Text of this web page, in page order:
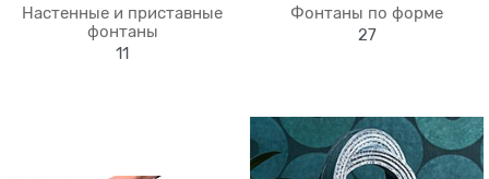
Настенные и приставные
фонтаны
11
Фонтаны по форме
27